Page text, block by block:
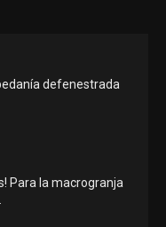
defenestrada
Para la macrogranja